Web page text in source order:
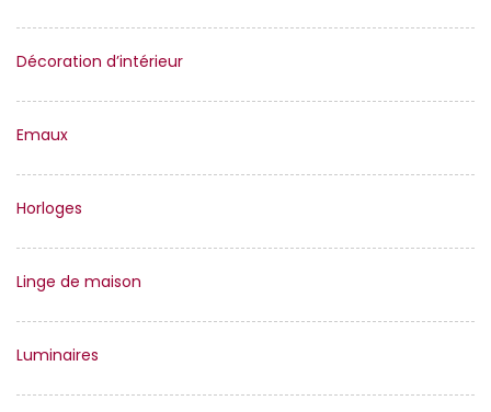
Décoration d’intérieur
Emaux
Horloges
Linge de maison
Luminaires